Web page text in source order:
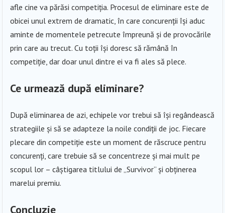
afle cine va părăsi competiția. Procesul de eliminare este de
obicei unul extrem de dramatic, în care concurenții își aduc
aminte de momentele petrecute împreună și de provocările
prin care au trecut. Cu toții își doresc să rămână în
competiție, dar doar unul dintre ei va fi ales să plece.
Ce urmează după eliminare?
După eliminarea de azi, echipele vor trebui să își regândească
strategiile și să se adapteze la noile condiții de joc. Fiecare
plecare din competiție este un moment de răscruce pentru
concurenți, care trebuie să se concentreze și mai mult pe
scopul lor – câștigarea titlului de „Survivor” și obținerea
marelui premiu.
Concluzie